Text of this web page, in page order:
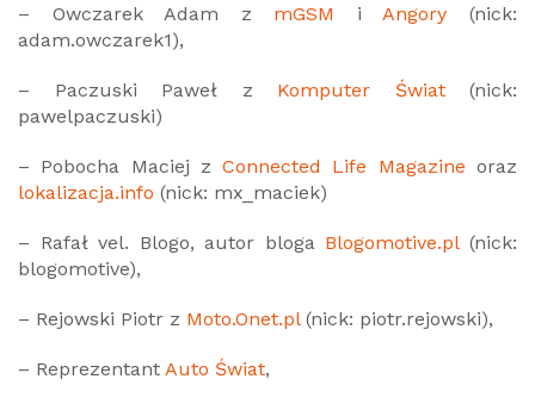
– Owczarek Adam z mGSM i Angory (nick:
adam.owczarek1),
– Paczuski Paweł z Komputer Świat(nick:
pawelpaczuski)
– Pobocha Maciej zConnected Life Magazineoraz
lokalizacja.info (nick: mx_maciek)
– Rafał vel. Blogo, autor bloga Blogomotive.pl(nick:
blogomotive),
– Rejowski Piotr z Moto.Onet.pl(nick: piotr.rejowski),
– Reprezentant Auto Świat,